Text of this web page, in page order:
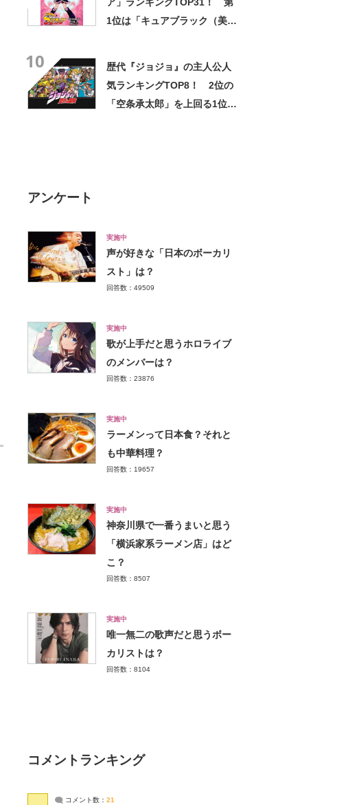
1位は「キュアブラック（美墨
10
歴代『ジョジョ』の主人公人
気ランキングTOP8！ 2位の
「空条承太郎」を上回る1位
アンケート
実施中
声が好きな「日本のボーカリ
スト」は？
回答数：49509
実施中
歌が上手だと思うホロライブ
のメンバーは？
回答数：23876
実施中
ラーメンって日本食？それと
も中華料理？
回答数：19657
実施中
神奈川県で一番うまいと思う
「横浜家系ラーメン店」はど
こ？
回答数：8507
実施中
唯一無二の歌声だと思うボー
カリストは？
回答数：8104
コメントランキング
コメント数： 21